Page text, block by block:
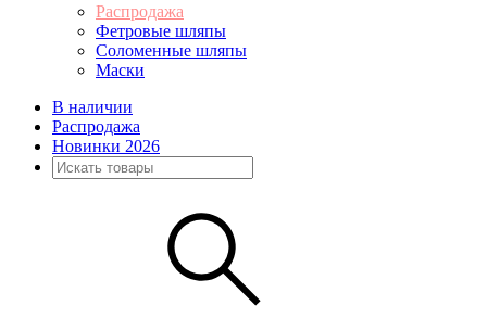
Распродажа
Фетровые шляпы
Соломенные шляпы
Маски
В наличии
Распродажа
Новинки 2026